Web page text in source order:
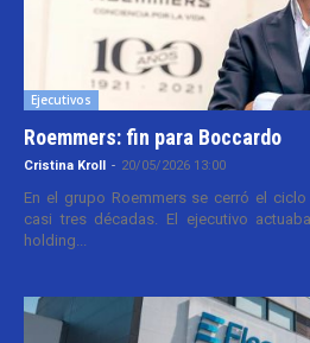
Ejecutivos
Roemmers: fin para Boccardo
Cristina Kroll - 20/05/2026 13:00
En el grupo Roemmers se cerró el
casi tres décadas. El ejecutivo
holding...